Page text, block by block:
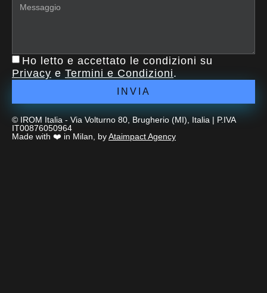
Ho letto e accettato le condizioni su
Privacy e Termini e Condizioni.
INVIA
© IROM Italia - Via Volturno 80, Brugherio (MI), Italia | P.IVA
IT00876050964
Made with ❤️ in Milan, byAtaimpact Agency